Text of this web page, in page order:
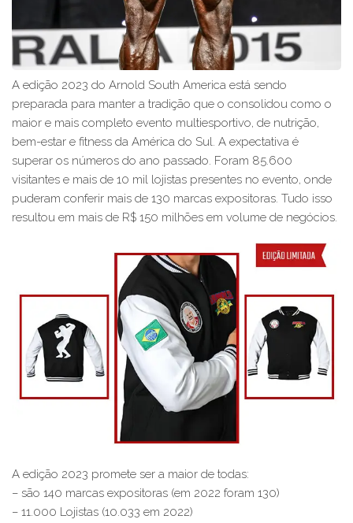
A edição 2023 do Arnold South America está sendo
preparada para manter a tradição que o consolidou como o
maior e mais completo evento multiesportivo, de nutrição,
bem-estar e fitness da América do Sul. A expectativa é
superar os números do ano passado. Foram 85.600
visitantes e mais de 10 mil lojistas presentes no evento, onde
puderam conferir mais de 130 marcas expositoras. Tudo isso
resultou em mais de R$ 150 milhões em volume de negócios.
A edição 2023 promete ser a maior de todas:
– são 140 marcas expositoras (em 2022 foram 130)
– 11.000 Lojistas (10.033 em 2022)